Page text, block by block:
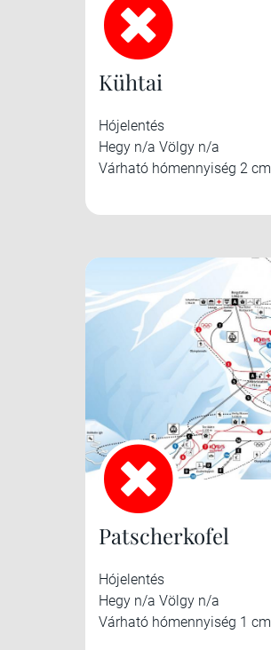
Kühtai
Hójelentés
Hegy n/a Völgy n/a
Várható hómennyiség 2 cm
Patscherkofel
Hójelentés
Hegy n/a Völgy n/a
Várható hómennyiség 1 cm